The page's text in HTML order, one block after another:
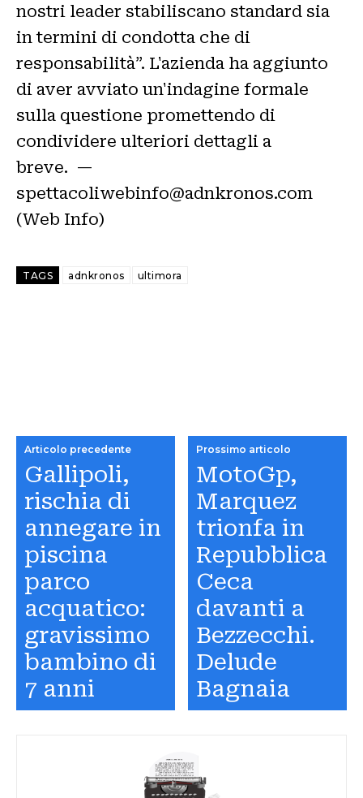
nostri leader stabiliscano standard sia
in termini di condotta che di
responsabilità”. L'azienda ha aggiunto
di aver avviato un'indagine formale
sulla questione promettendo di
condividere ulteriori dettagli a
breve. —
spettacoliwebinfo@adnkronos.com
(Web Info)
TAGS adnkronos ultimora
Articolo precedente
Gallipoli,
rischia di
annegare in
piscina
parco
acquatico:
gravissimo
bambino di
7 anni
Prossimo articolo
MotoGp,
Marquez
trionfa in
Repubblica
Ceca
davanti a
Bezzecchi.
Delude
Bagnaia